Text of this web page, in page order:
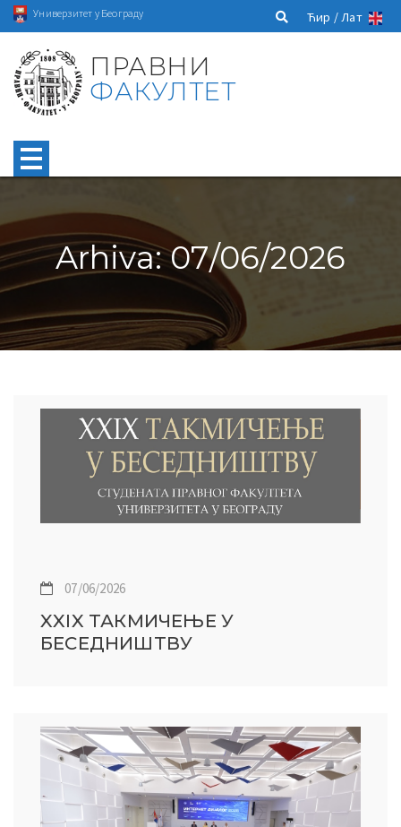
Универзитет у Београду Ћир /Лат
ПРАВНИ
ФАКУЛТЕТ
Arhiva: 07/06/2026
07/06/2026
XXIX ТАКМИЧЕЊЕ У
БЕСЕДНИШТВУ